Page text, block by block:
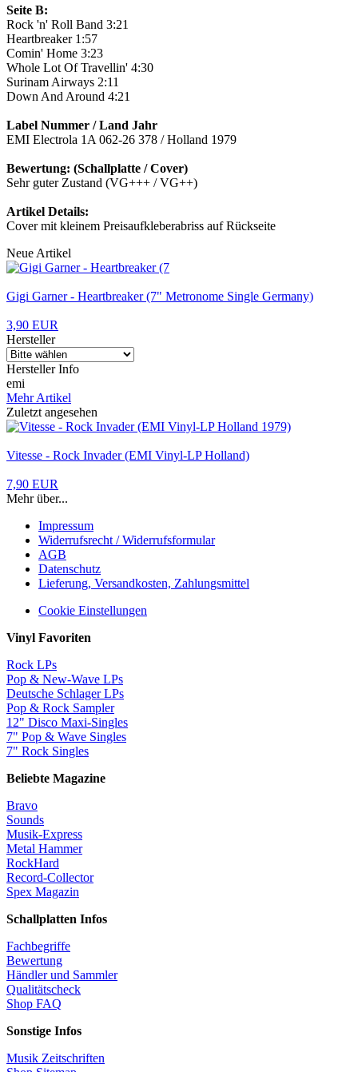
Seite B:
Rock 'n' Roll Band 3:21
Heartbreaker 1:57
Comin' Home 3:23
Whole Lot Of Travellin' 4:30
Surinam Airways 2:11
Down And Around 4:21
Label Nummer / Land Jahr
EMI Electrola 1A 062-26 378 / Holland 1979
Bewertung: (Schallplatte / Cover)
Sehr guter Zustand (VG+++ / VG++)
Artikel Details:
Cover mit kleinem Preisaufkleberabriss auf Rückseite
Neue Artikel
Gigi Garner - Heartbreaker (7" Metronome Single Germany)
3,90 EUR
Hersteller
Hersteller Info
emi
Mehr Artikel
Zuletzt angesehen
Vitesse - Rock Invader (EMI Vinyl-LP Holland)
7,90 EUR
Mehr über...
Impressum
Widerrufsrecht / Widerrufsformular
AGB
Datenschutz
Lieferung, Versandkosten, Zahlungsmittel
Cookie Einstellungen
Vinyl Favoriten
Rock LPs
Pop & New-Wave LPs
Deutsche Schlager LPs
Pop & Rock Sampler
12" Disco Maxi-Singles
7" Pop & Wave Singles
7" Rock Singles
Beliebte Magazine
Bravo
Sounds
Musik-Express
Metal Hammer
RockHard
Record-Collector
Spex Magazin
Schallplatten Infos
Fachbegriffe
Bewertung
Händler und Sammler
Qualitätscheck
Shop FAQ
Sonstige Infos
Musik Zeitschriften